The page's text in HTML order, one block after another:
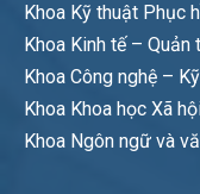
Khoa Kỹ thuật Phục
Khoa Kinh tế – Quản
Khoa Công nghệ –
Khoa Khoa học Xã
Khoa Ngôn ngữ và